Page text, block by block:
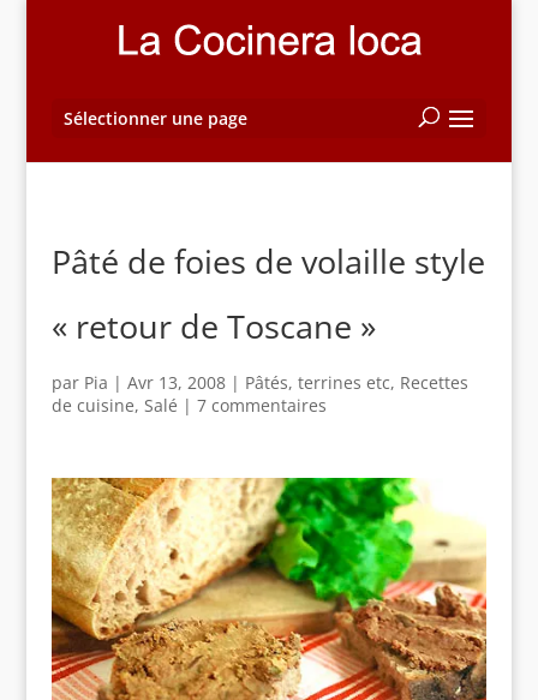
Sélectionner une page
Pâté de foies de volaille style
« retour de Toscane »
par Pia | Avr 13, 2008| Pâtés, terrines etc, Recettes
de cuisine, Salé | 7 commentaires